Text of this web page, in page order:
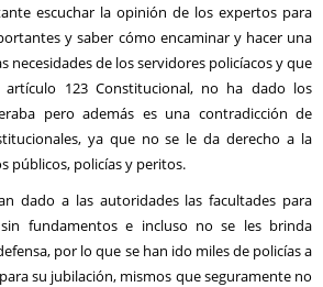
escuchar la opinión de los expertos para
y saber cómo encaminar y hacer una
necesidades de los servidores policíacos y que
artículo 123 Constitucional, no ha dado los
pero además es una contradicción de
ya que no se le da derecho a la
públicos, policías y peritos.
dado a las autoridades las facultades para
fundamentos e incluso no se les brinda
por lo que se han ido miles de policías a
su jubilación, mismos que seguramente no